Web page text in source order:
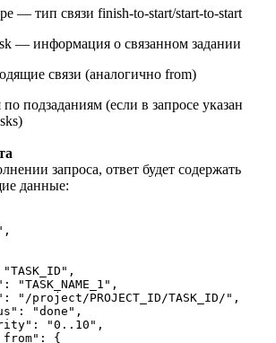
— тип связи finish-to-start/start-to-start
— информация о связанном задании
связи (аналогично from)
подзаданиям (если в запросе указан
)
запроса, ответ будет содержать
данные:
"TASK_NAME_1",
"/project/PROJECT_ID/TASK_ID/",
"done",
"0..10",
{